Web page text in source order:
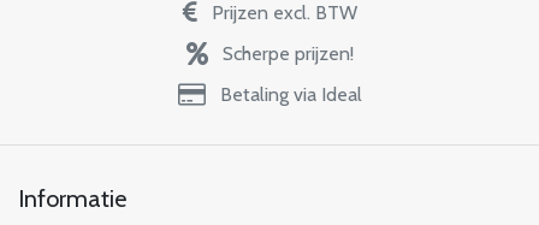
Prijzen excl. BTW
Scherpe prijzen!
Betaling via Ideal
Informatie